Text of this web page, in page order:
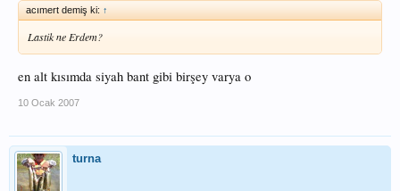
acımert demiş ki: ↑
Lastik ne Erdem?
en alt kısımda siyah bant gibi birşey varya o
10 Ocak 2007
turna